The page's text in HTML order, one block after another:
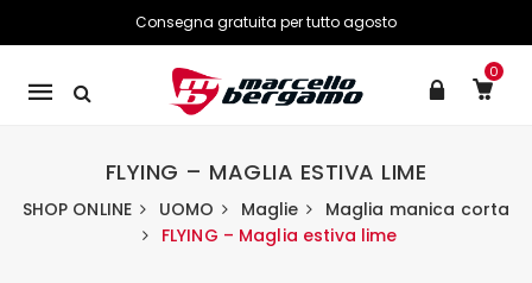
Consegna gratuita per tutto agosto
Mobile
0
FLYING – MAGLIA ESTIVA LIME
SHOP ONLINE UOMO Maglie
Maglia manica corta
FLYING – Maglia estiva lime